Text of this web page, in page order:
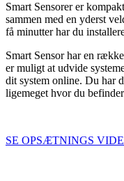
Smart Sensorer er
sammen med en yderst
få minutter har du
Smart Sensor har en
er muligt at udvide
dit system online. Du har
ligemeget hvor du
​SE OPSÆTNINGS